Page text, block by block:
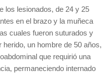
los lesionados, de 24 y 25
en el brazo y la muñeca
cuales fueron suturados y
un hombre de 50 años,
que requirió una
permaneciendo internado